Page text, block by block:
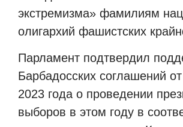
экстремизма» фамилиям
олигархий фашистских
Парламент подтвердил
Барбадосских соглашений
2023 года о проведении
выборов в этом году в